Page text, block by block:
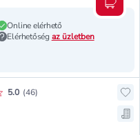
Online elérhető
Elérhetőség az üzletben
a kedvencekhez,
a bevásárló listára,
Értékelés pontszáma:
5.0 (46)